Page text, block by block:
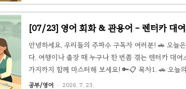
보 세트를 고르는 대화를 나누는데, 이 대화 속에 오..
[07/23] 영어 회화 & 관용어 - 렌터카
안녕하세요, 우리들의 주파수 구독자 여러분! 🚗 오늘
다. 여행이나 출장 때 누구나 한 번쯤 겪는 렌터카 대
가지까지 함께 마스터해 보세요! 🔑📋 목차1. 🚗 오
오늘의 관용어 5선4. 📝 핵심 표현 & 관용어 요약🚗
공부/영어 2026. 7. 23.